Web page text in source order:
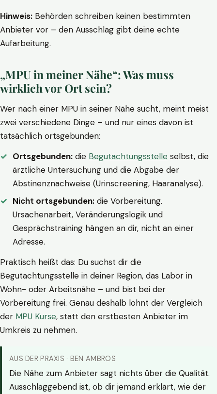
Hinweis: Behörden schreiben keinen bestimmten
Anbieter vor – den Ausschlag gibt deine echte
Aufarbeitung.
„MPU in meiner Nähe“: Was muss
wirklich vor Ort sein?
Wer nach einer MPU in seiner Nähe sucht, meint meist
zwei verschiedene Dinge – und nur eines davon ist
tatsächlich ortsgebunden:
Ortsgebunden: die Begutachtungsstelle selbst, die
ärztliche Untersuchung und die Abgabe der
Abstinenznachweise (Urinscreening, Haaranalyse).
Nicht ortsgebunden: die Vorbereitung.
Ursachenarbeit, Veränderungslogik und
Gesprächstraining hängen an dir, nicht an einer
Adresse.
Praktisch heißt das: Du suchst dir die
Begutachtungsstelle in deiner Region, das Labor in
Wohn- oder Arbeitsnähe – und bist bei der
Vorbereitung frei. Genau deshalb lohnt der Vergleich
der MPU Kurse, statt den erstbesten Anbieter im
Umkreis zu nehmen.
AUS DER PRAXIS · BEN AMBROS
Die Nähe zum Anbieter sagt nichts über die Qualität.
Ausschlaggebend ist, ob dir jemand erklärt, wie der